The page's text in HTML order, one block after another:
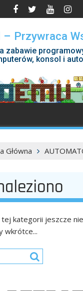
– Przywraca
zabawie
konsol i
Główna
kategorii jeszcze
wkrótce...